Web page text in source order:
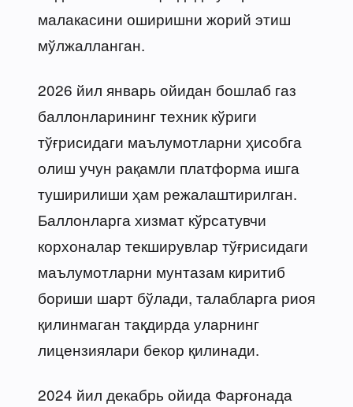
малакасини оширишни жорий этиш
мўлжалланган.
2026 йил январь ойидан бошлаб газ
баллонларининг техник кўриги
тўғрисидаги маълумотларни ҳисобга
олиш учун рақамли платформа ишга
туширилиши ҳам режалаштирилган.
Баллонларга хизмат кўрсатувчи
корхоналар текширувлар тўғрисидаги
маълумотларни мунтазам киритиб
бориши шарт бўлади, талабларга риоя
қилинмаган тақдирда уларнинг
лицензиялари бекор қилинади.
2024 йил декабрь ойида Фарғонада